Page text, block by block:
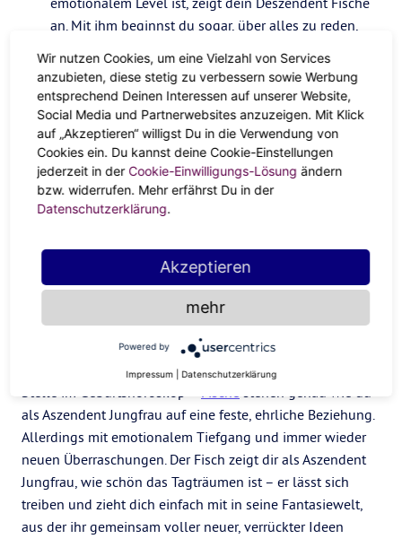
an. Mit ihm beginnst du sogar, über alles zu reden,
Let me inspire you –Ob abends mit Zeichenblog im
Hofeingang sitzen, eine Gedichte-Podcast oder
Tarumfänger basteln – Der Deszendent Fische steht
für deine kreative Seite und spornt dich an, deine
Inner Muse immer wieder auszuleben.
Jungfrau mit Deszendent Fische
Menschen mit Fische-Energie
Ob als Sternzeichen, Aszendent oder an einer anderen
Stelle im Geburtshoroskop – Fische stehen genau wie du
als Aszendent Jungfrau auf eine feste, ehrliche Beziehung.
Allerdings mit emotionalem Tiefgang und immer wieder
neuen Überraschungen. Der Fisch zeigt dir als Aszendent
Jungfrau, wie schön das Tagträumen ist – er lässt sich
treiben und zieht dich einfach mit in seine Fantasiewelt,
aus der ihr gemeinsam voller neuer, verrückter Ideen
Wir nutzen Cookies, um eine Vielzahl von Services
anzubieten, diese stetig zu verbessern sowie Werbung
entsprechend Deinen Interessen auf unserer Website,
Social Media und Partnerwebsites anzuzeigen. Mit Klick
auf „Akzeptieren“ willigst Du in die Verwendung von
Cookies ein. Du kannst deine Cookie-Einstellungen
jederzeit in der Cookie-Einwilligungs-Lösung ändern
bzw. widerrufen. Mehr erfährst Du in der
Datenschutzerklärung.
Akzeptieren
mehr
Powered by
Impressum Datenschutzerklärung